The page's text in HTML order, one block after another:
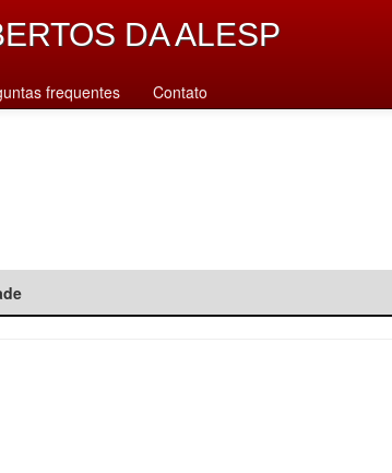
DA ALESP
frequentes Contato